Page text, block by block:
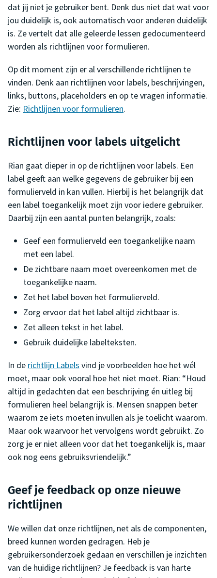
dat jij niet je gebruiker bent. Denk dus niet dat wat voor
jou duidelijk is, ook automatisch voor anderen duidelijk
is. Ze vertelt dat alle geleerde lessen gedocumenteerd
worden als richtlijnen voor formulieren.
Op dit moment zijn er al verschillende richtlijnen te
vinden. Denk aan richtlijnen voor labels, beschrijvingen,
links, buttons, placeholders en op te vragen informatie.
Zie: Richtlijnen voor formulieren.
Richtlijnen voor labels uitgelicht
Rian gaat dieper in op de richtlijnen voor labels. Een
label geeft aan welke gegevens de gebruiker bij een
formulierveld in kan vullen. Hierbij is het belangrijk dat
een label toegankelijk moet zijn voor iedere gebruiker.
Daarbij zijn een aantal punten belangrijk, zoals:
Geef een formulierveld een toegankelijke naam
met een label.
De zichtbare naam moet overeenkomen met de
toegankelijke naam.
Zet het label boven het formulierveld.
Zorg ervoor dat het label altijd zichtbaar is.
Zet alleen tekst in het label.
Gebruik duidelijke labelteksten.
In de richtlijn Labels vind je voorbeelden hoe het wél
moet, maar ook vooral hoe het niet moet. Rian: “Houd
altijd in gedachten dat een beschrijving én uitleg bij
formulieren heel belangrijk is. Mensen snappen beter
waarom ze iets moeten invullen als je toelicht waarom.
Maar ook waarvoor het vervolgens wordt gebruikt. Zo
zorg je er niet alleen voor dat het toegankelijk is, maar
ook nog eens gebruiksvriendelijk.”
Geef je feedback op onze nieuwe
richtlijnen
We willen dat onze richtlijnen, net als de componenten,
breed kunnen worden gedragen. Heb je
gebruikersonderzoek gedaan en verschillen je inzichten
van de huidige richtlijnen? Je feedback is van harte